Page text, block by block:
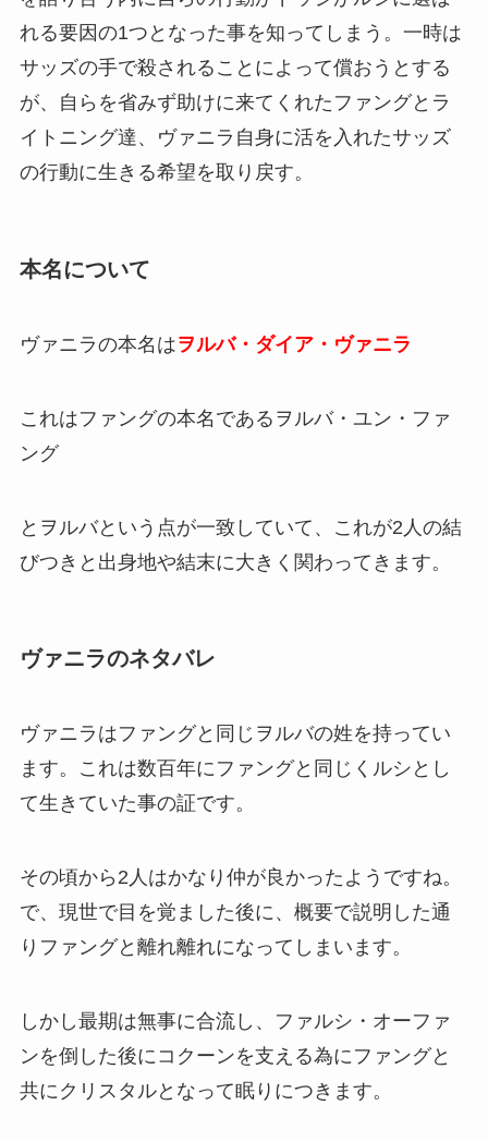
れる要因の1つとなった事を知ってしまう。一時は
サッズの手で殺されることによって償おうとする
が、自らを省みず助けに来てくれたファングとラ
イトニング達、ヴァニラ自身に活を入れたサッズ
の行動に生きる希望を取り戻す。
本名について
ヴァニラの本名はヲルバ・ダイア・ヴァニラ
これはファングの本名であるヲルバ・ユン・ファ
ング
とヲルバという点が一致していて、これが2人の結
びつきと出身地や結末に大きく関わってきます。
ヴァニラのネタバレ
ヴァニラはファングと同じヲルバの姓を持ってい
ます。これは数百年にファングと同じくルシとし
て生きていた事の証です。
その頃から2人はかなり仲が良かったようですね。
で、現世で目を覚ました後に、概要で説明した通
りファングと離れ離れになってしまいます。
しかし最期は無事に合流し、ファルシ・オーファ
ンを倒した後にコクーンを支える為にファングと
共にクリスタルとなって眠りにつきます。